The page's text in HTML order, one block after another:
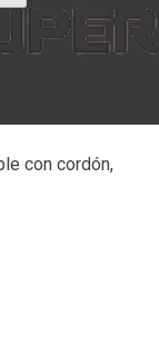
con cordón,